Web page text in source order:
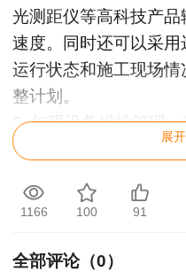
光测距仪等高科技产
速度。同时还可以采
运行状态和施工现场
整计划。
5. 加强设备维护管理
维修，确保其处于良
在施工过程中的效率，
展
1166 100 91
全部评论（0）